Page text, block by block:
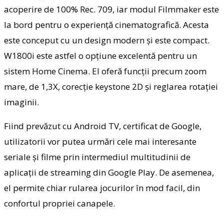
acoperire de 100% Rec. 709, iar modul Filmmaker este
la bord pentru o experiență cinematografică. Acesta
este conceput cu un design modern și este compact.
W1800i este astfel o opțiune excelentă pentru un
sistem Home Cinema. El oferă funcții precum zoom
mare, de 1,3X, corecție keystone 2D și reglarea rotației
imaginii.
Fiind prevăzut cu Android TV, certificat de Google,
utilizatorii vor putea urmări cele mai interesante
seriale și filme prin intermediul multitudinii de
aplicații de streaming din Google Play. De asemenea,
el permite chiar rularea jocurilor în mod facil, din
confortul propriei canapele.